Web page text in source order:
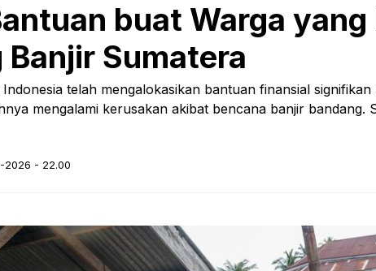
buat Warga yang
Sumatera
telah mengalokasikan bantuan finansial signifikan
mengalami kerusakan akibat bencana banjir bandang.
2026 - 22.00